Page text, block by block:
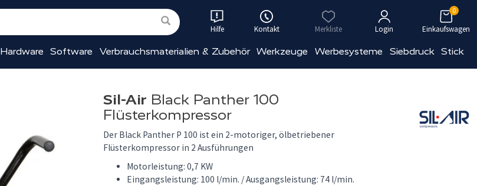
Hilfe Kontakt Merkliste Login Einkaufswagen
0
Hardware Software Verbrauchsmaterialien & Zubehör Werkzeuge Werbesysteme Siebdruck Stick
Sil-Air Black Panther 100
Flüsterkompressor
Der Black Panther P 100 ist ein 2-motoriger, ölbetriebener
Flüsterkompressor in 2 Ausführungen
Motorleistung: 0,7 KW
Eingangsleistung: 100 l/min. / Ausgangsleistung: 74 l/min.